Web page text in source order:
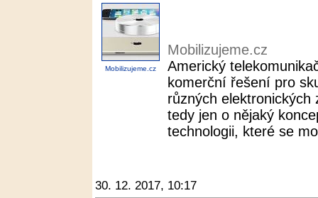
Mobilizujeme.cz
Mobilizujeme.cz
Americký
komerční řešení pro
různých
tedy jen o nějaký
technologii, které se
30. 12. 2017, 10:17